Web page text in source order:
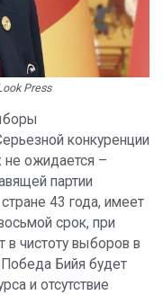
Press
конкуренции
ожидается –
партии
43 года, имеет
срок, при
в чистоту выборов в
Бийя будет
и отсутствие